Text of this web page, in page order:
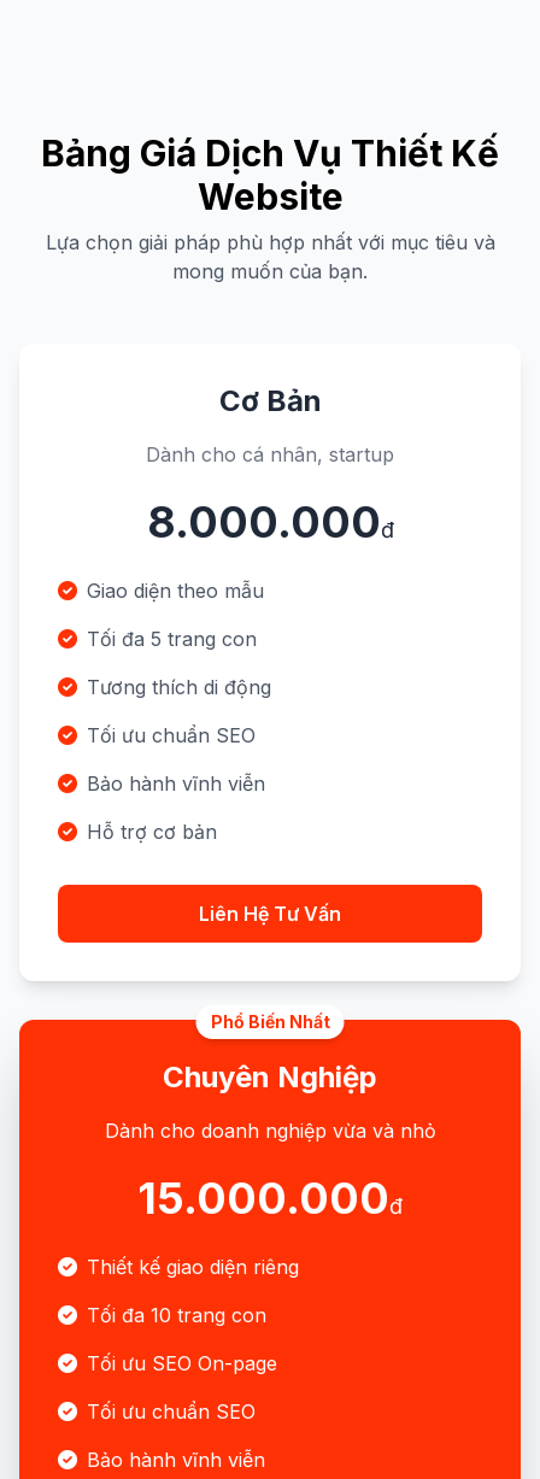
Bảng Giá Dịch Vụ Thiết Kế
Website
Lựa chọn giải pháp phù hợp nhất với mục tiêu và
mong muốn của bạn.
Cơ Bản
Dành cho cá nhân, startup
8.000.000đ
Giao diện theo mẫu
Tối đa 5 trang con
Tương thích di động
Tối ưu chuẩn SEO
Bảo hành vĩnh viễn
Hỗ trợ cơ bản
Liên Hệ Tư Vấn
Phổ Biến Nhất
Chuyên Nghiệp
Dành cho doanh nghiệp vừa và nhỏ
15.000.000đ
Thiết kế giao diện riêng
Tối đa 10 trang con
Tối ưu SEO On-page
Tối ưu chuẩn SEO
Bảo hành vĩnh viễn